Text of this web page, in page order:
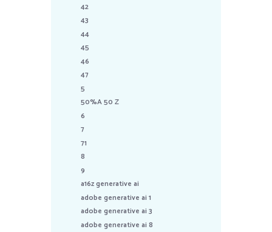
42
43
44
45
46
47
5
50%A 50 Z
6
7
71
8
9
a16z generative ai
adobe generative ai 1
adobe generative ai 3
adobe generative ai 8